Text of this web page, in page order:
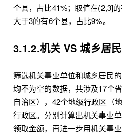
个县，占比41%；取值在(2,3]
大于3的有6个县，占比9%。
3.1.2.机关 VS 城乡居民
筛选机关事业单位和城乡居民
均不为空的数据，共涉及17个
自治区），42个地级行政区（
行政区。分别计算出机关事业
领取金额，再进一步用机关事